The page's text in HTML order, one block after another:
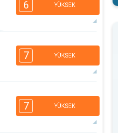
6 YÜKSEK
16:00
3
2
32°
7 YÜKSEK
16:00
3
7 YÜKSEK